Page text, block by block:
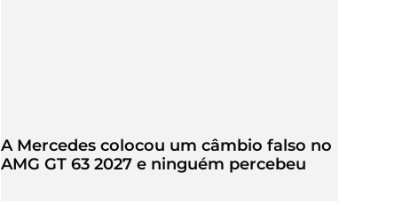
A Mercedes colocou um câmbio falso no
AMG GT 63 2027 e ninguém percebeu